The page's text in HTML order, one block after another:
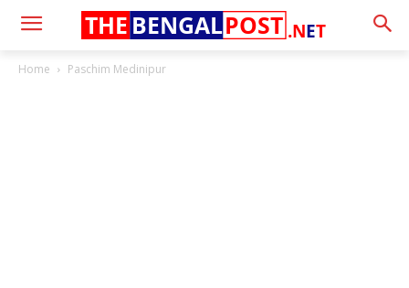
.NET
THE BENGALPOST
Home Paschim Medinipur